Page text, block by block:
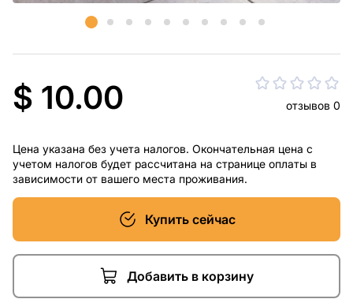
$ 10.00 отзывов 0
Цена указана без учета налогов. Окончательная цена с
учетом налогов будет рассчитана на странице оплаты в
зависимости от вашего места проживания.
Купить сейчас
Добавить в корзину